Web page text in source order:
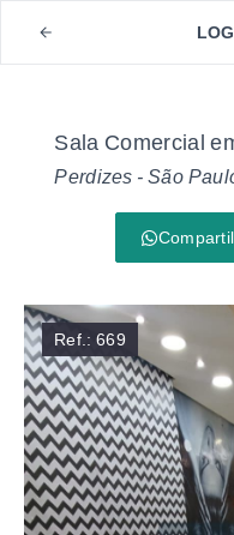
Sala Comercial
Perdizes - São
Ref.:669